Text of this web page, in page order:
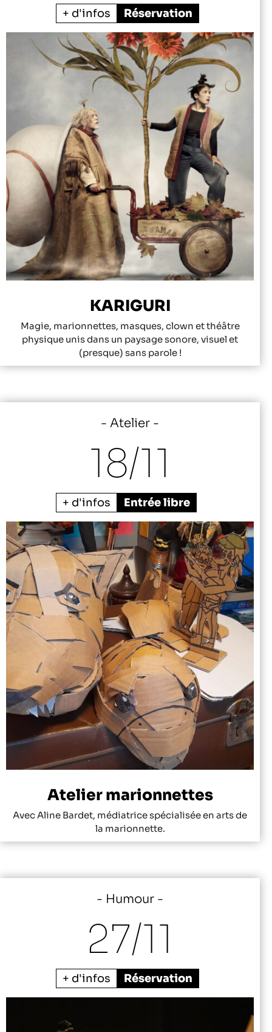
+ d'infos Réservation
KARIGURI
Magie, marionnettes, masques, clown et théâtre
physique unis dans un paysage sonore, visuel et
(presque) sans parole !
Atelier
18/11
+ d'infos Entrée libre
Atelier marionnettes
Avec Aline Bardet, médiatrice spécialisée en arts de
la marionnette.
Humour
27/11
+ d'infos Réservation